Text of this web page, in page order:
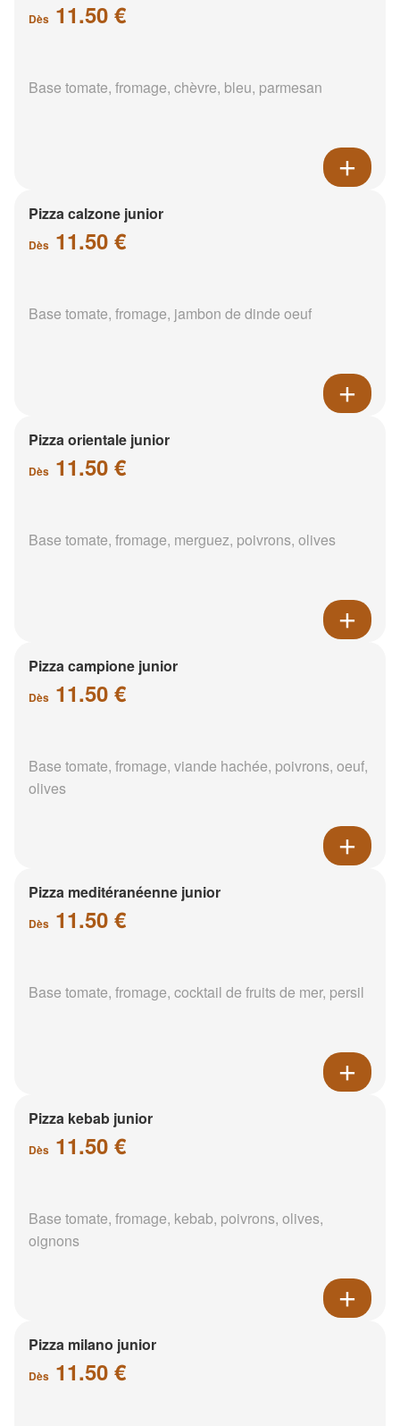
Dès 11.50 €
Base tomate, fromage, chèvre, bleu, parmesan
Pizza calzone junior
Dès 11.50 €
Base tomate, fromage, jambon de dinde oeuf
Pizza orientale junior
Dès 11.50 €
Base tomate, fromage, merguez, poivrons, olives
Pizza campione junior
Dès 11.50 €
Base tomate, fromage, viande hachée, poivrons, oeuf,
olives
Pizza meditéranéenne junior
Dès 11.50 €
Base tomate, fromage, cocktail de fruits de mer, persil
Pizza kebab junior
Dès 11.50 €
Base tomate, fromage, kebab, poivrons, olives,
oignons
Pizza milano junior
Dès 11.50 €